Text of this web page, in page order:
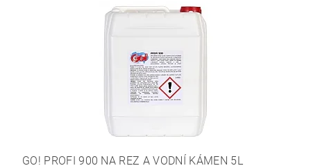
GO! PROFI 900 NA REZ A VODNÍ KÁMEN 5L